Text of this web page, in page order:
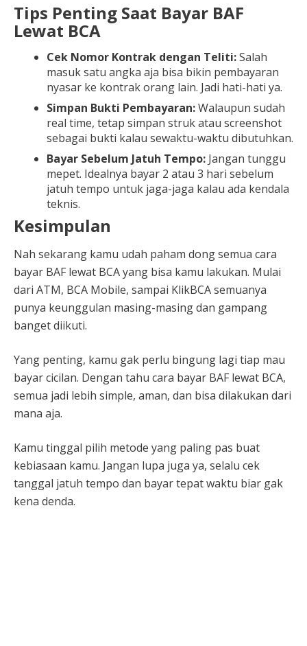
Tips Penting Saat Bayar BAF
Lewat BCA
Cek Nomor Kontrak dengan Teliti:Salah
masuk satu angka aja bisa bikin pembayaran
nyasar ke kontrak orang lain. Jadi hati-hati ya.
Simpan Bukti Pembayaran:Walaupun sudah
real time, tetap simpan struk atau screenshot
sebagai bukti kalau sewaktu-waktu dibutuhkan.
Bayar Sebelum Jatuh Tempo: Jangan tunggu
mepet. Idealnya bayar 2 atau 3 hari sebelum
jatuh tempo untuk jaga-jaga kalau ada kendala
teknis.
Kesimpulan
Nah sekarang kamu udah paham dong semua cara
bayar BAF lewat BCA yang bisa kamu lakukan. Mulai
dari ATM, BCA Mobile, sampai KlikBCA semuanya
punya keunggulan masing-masing dan gampang
banget diikuti.
Yang penting, kamu gak perlu bingung lagi tiap mau
bayar cicilan. Dengan tahu cara bayar BAF lewat BCA,
semua jadi lebih simple, aman, dan bisa dilakukan dari
mana aja.
Kamu tinggal pilih metode yang paling pas buat
kebiasaan kamu. Jangan lupa juga ya, selalu cek
tanggal jatuh tempo dan bayar tepat waktu biar gak
kena denda.